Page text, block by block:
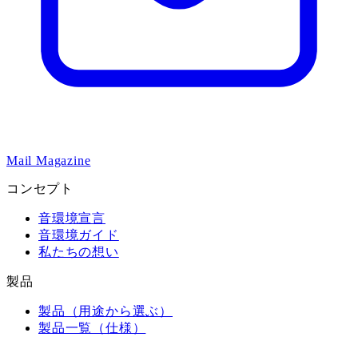
Mail Magazine
コンセプト
音環境宣言
音環境ガイド
私たちの想い
製品
製品（用途から選ぶ）
製品一覧（仕様）